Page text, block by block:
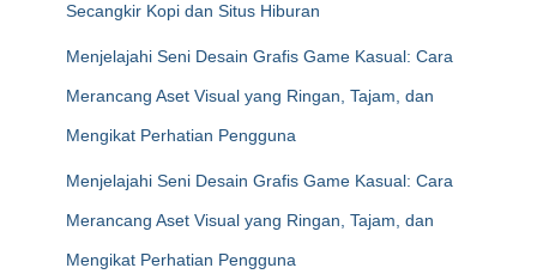
Secangkir Kopi dan Situs Hiburan
Menjelajahi Seni Desain Grafis Game Kasual: Cara
Merancang Aset Visual yang Ringan, Tajam, dan
Mengikat Perhatian Pengguna
Menjelajahi Seni Desain Grafis Game Kasual: Cara
Merancang Aset Visual yang Ringan, Tajam, dan
Mengikat Perhatian Pengguna